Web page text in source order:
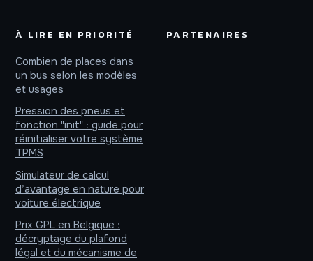
À LIRE EN PRIORITÉ
Combien de places dans
un bus selon les modèles
et usages
Pression des pneus et
fonction "init" : guide pour
réinitialiser votre système
TPMS
Simulateur de calcul
d’avantage en nature pour
voiture électrique
Prix GPL en Belgique :
décryptage du plafond
légal et du mécanisme de
PARTENAIRES